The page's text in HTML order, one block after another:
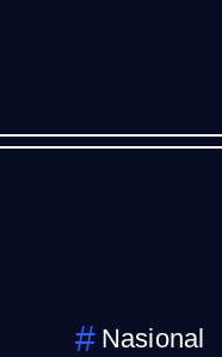
Nasional